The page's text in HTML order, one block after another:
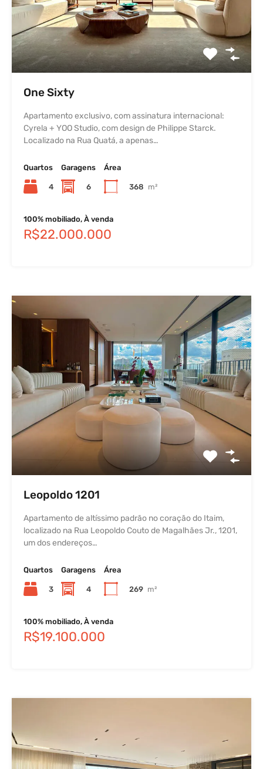
One Sixty
Apartamento exclusivo, com assinatura internacional:
Cyrela + YOO Studio, com design de Philippe Starck.
Localizado na Rua Quatá, a apenas…
Quartos
4
Garagens
6
Área
368 m²
100% mobiliado, À venda
R$22.000.000
Leopoldo 1201
Apartamento de altíssimo padrão no coração do Itaim,
localizado na Rua Leopoldo Couto de Magalhães Jr., 1201,
um dos endereços…
Quartos
3
Garagens
4
Área
269 m²
100% mobiliado, À venda
R$19.100.000